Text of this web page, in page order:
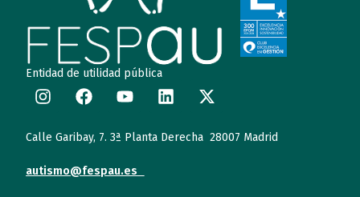
Entidad de utilidad pública
Calle Garibay, 7. 3ª Planta Derecha 28007 Madrid
autismo@fespau.es